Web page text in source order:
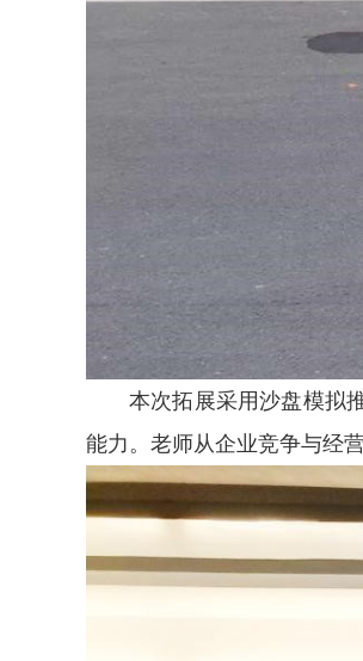
本次拓展采用沙盘模拟
能力。老师从企业竞争与经